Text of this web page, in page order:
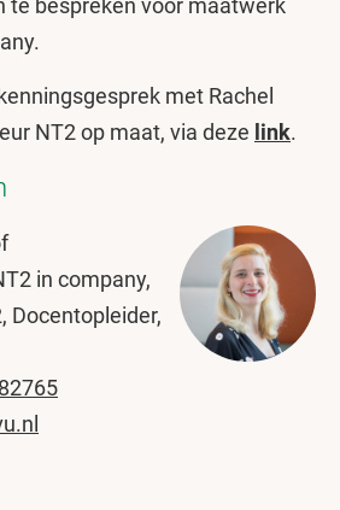
te bespreken voor maatwerk
met Rachel
NT2 op maat, via deze link.
in company,
Docentopleider,